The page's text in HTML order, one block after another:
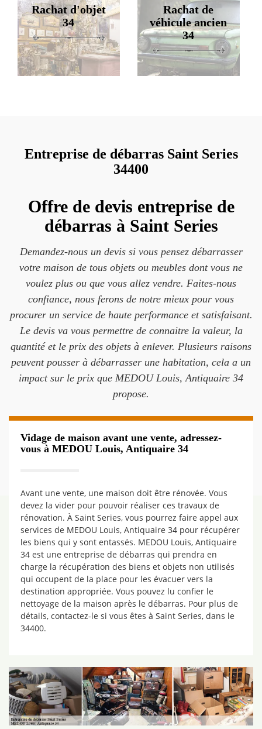
Rachat d'objet
34
Rachat de
véhicule ancien
34
Entreprise de débarras Saint Series
34400
Offre de devis entreprise de
débarras à Saint Series
Demandez-nous un devis si vous pensez débarrasser
votre maison de tous objets ou meubles dont vous ne
voulez plus ou que vous allez vendre. Faites-nous
confiance, nous ferons de notre mieux pour vous
procurer un service de haute performance et satisfaisant.
Le devis va vous permettre de connaitre la valeur, la
quantité et le prix des objets à enlever. Plusieurs raisons
peuvent pousser à débarrasser une habitation, cela a un
impact sur le prix que MEDOU Louis, Antiquaire 34
propose.
Vidage de maison avant une vente, adressez-
vous à MEDOU Louis, Antiquaire 34
Avant une vente, une maison doit être rénovée. Vous
devez la vider pour pouvoir réaliser ces travaux de
rénovation. À Saint Series, vous pourrez faire appel aux
services de MEDOU Louis, Antiquaire 34 pour récupérer
les biens qui y sont entassés. MEDOU Louis, Antiquaire
34 est une entreprise de débarras qui prendra en
charge la récupération des biens et objets non utilisés
qui occupent de la place pour les évacuer vers la
destination appropriée. Vous pouvez lu confier le
nettoyage de la maison après le débarras. Pour plus de
détails, contactez-le si vous êtes à Saint Series, dans le
34400.